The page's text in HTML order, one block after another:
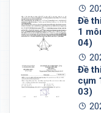
Đề
1
04)
Đề
cụm
03)